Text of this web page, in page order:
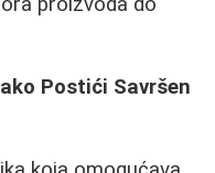
Postići Savršen